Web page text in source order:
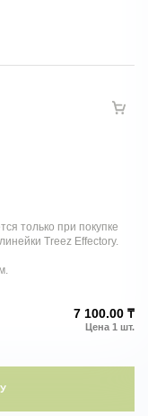
только при покупке
Treez Effectory.
7 100.00 ₸